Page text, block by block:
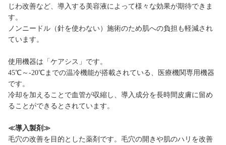
じわ改善など、導入する美容液によって様々な効果が期待できま
す。
ノンニードル（針を使わない）施術のため肌への負担も軽減され
ています。
使用機器は「ケアシス」です。
45℃～-20℃までの温冷機能が搭載されている、医療機関専用機器
です。
冷却を加えることで血管が収縮し、導入成分を長時間皮膚に留め
ることができるとされています。
≪導入製剤≫
毛穴の改善を目的とした薬剤です。毛穴の開きや肌のハリを改善